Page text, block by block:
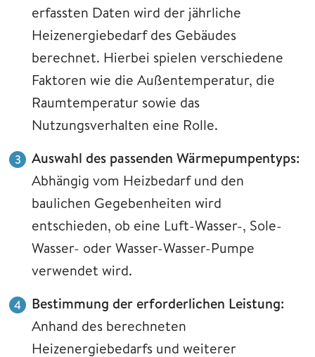
erfassten Daten wird der jährliche
Heizenergiebedarf des Gebäudes
berechnet. Hierbei spielen verschiedene
Faktoren wie die Außentemperatur, die
Raumtemperatur sowie das
Nutzungsverhalten eine Rolle.
Auswahl des passenden Wärmepumpentyps:
Abhängig vom Heizbedarf und den
baulichen Gegebenheiten wird
entschieden, ob eine Luft-Wasser-, Sole-
Wasser- oder Wasser-Wasser-Pumpe
verwendet wird.
Bestimmung der erforderlichen Leistung:
Anhand des berechneten
Heizenergiebedarfs und weiterer